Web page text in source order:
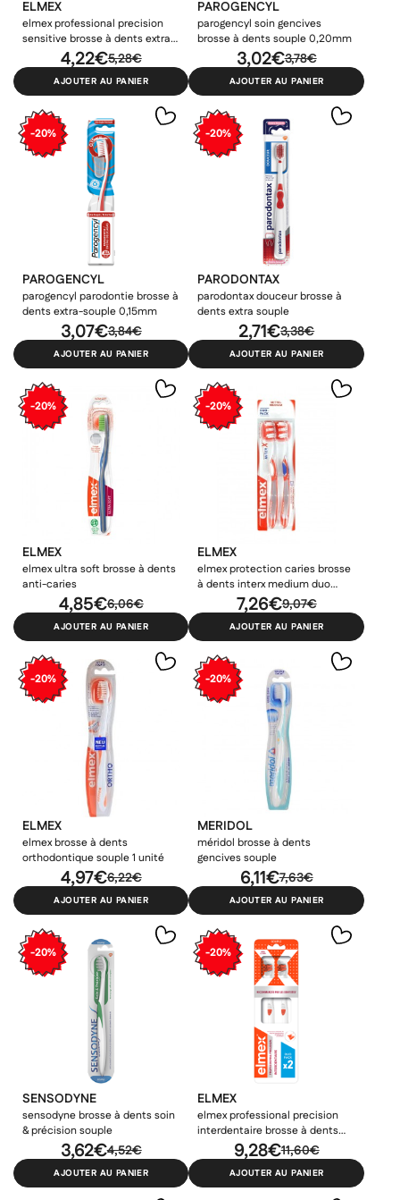
ELMEX
elmex professional precision
sensitive brosse à dents extra
5,28€
4,22€
AJOUTER AU PANIER
PAROGENCYL
parogencyl soin gencives
brosse à dents souple 0,20mm
3,78€
3,02€
AJOUTER AU PANIER
-20%
PAROGENCYL
parogencyl parodontie brosse à
dents extra-souple 0,15mm
3,84€
3,07€
AJOUTER AU PANIER
-20%
PARODONTAX
parodontax douceur brosse à
dents extra souple
3,38€
2,71€
AJOUTER AU PANIER
-20%
ELMEX
elmex ultra soft brosse à dents
anti-caries
6,06€
4,85€
AJOUTER AU PANIER
-20%
ELMEX
elmex protection caries brosse
à dents interx medium duo
9,07€
7,26€
AJOUTER AU PANIER
-20%
ELMEX
elmex brosse à dents
orthodontique souple 1 unité
6,22€
4,97€
AJOUTER AU PANIER
-20%
MERIDOL
méridol brosse à dents
gencives souple
7,63€
6,11€
AJOUTER AU PANIER
-20%
SENSODYNE
sensodyne brosse à dents soin
& précision souple
4,52€
3,62€
AJOUTER AU PANIER
-20%
ELMEX
elmex professional precision
interdentaire brosse à dents
souple duo pack11,60€
9,28€
AJOUTER AU PANIER
Ajouter à ma liste d'envies ×
add_circle_outline Créer une nouvelle liste
((modalTitle)) ×
((confirmMessage))
((cancelText)) ((modalDeleteText))
Créer une liste d'envies ×
Créer une liste d'envies
Connexion ×
Vous devez être connecté pour ajouter des produits à votre
liste d'envies.
Connexion